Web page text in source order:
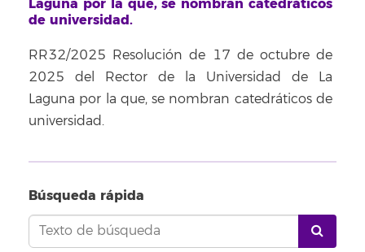
de universidad.
RR32/2025 Resolución de 17 de octubre de
2025 del Rector de la Universidad de La
Laguna por la que, se nombran catedráticos de
universidad.
Búsqueda rápida